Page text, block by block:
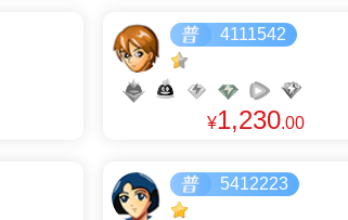
4111542
¥1,230.00
5412223